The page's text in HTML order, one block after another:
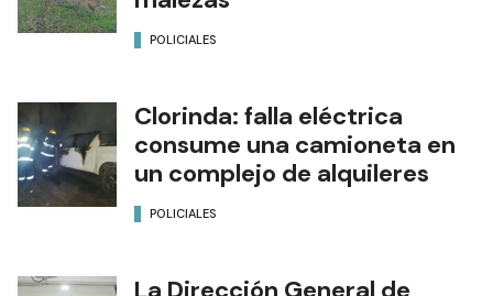
POLICIALES
Clorinda: falla eléctrica
consume una camioneta en
un complejo de alquileres
POLICIALES